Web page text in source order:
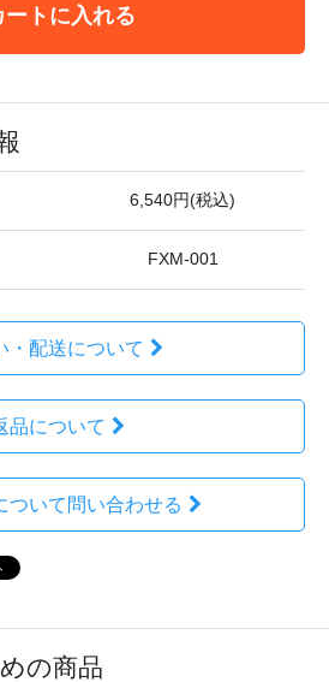
ートに入れる
6,540円(税込)
FXM-001
・配送について
品について
ついて問い合わせる
の商品